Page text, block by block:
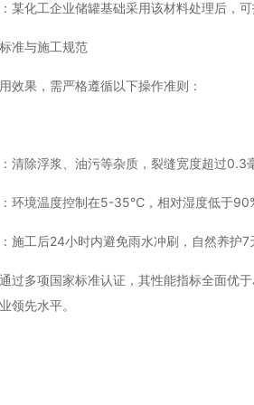
某化工企业储罐基础采用该材料处理后，
准与施工规范
效果，需严格遵循以下操作准则：
清除浮浆、油污等杂质，裂缝宽度超过0.3
环境温度控制在5-35℃，相对湿度低于
施工后24小时内避免雨水冲刷，自然养护7
过多项国家标准认证，其性能指标全面优
领先水平。